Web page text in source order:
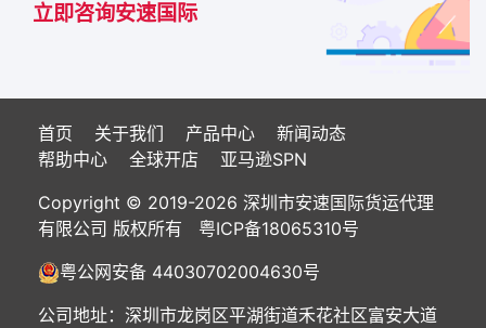
立即咨询安速国际
首页 关于我们 产品中心
新闻动态
帮助中心
全球开店
亚马逊SPN
Copyright © 2019-2026 深圳市安速国际货运代理
有限公司 版权所有 粤ICP备18065310号
粤公网安备 44030702004630号
公司地址：深圳市龙岗区平湖街道禾花社区富安大道